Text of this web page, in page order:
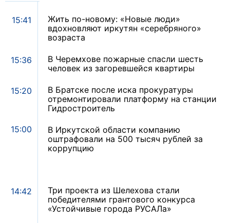
15:41
Жить по-новому: «Новые люди»
вдохновляют иркутян «серебряного»
возраста
15:36
В Черемхове пожарные спасли шесть
человек из загоревшейся квартиры
15:20
В Братске после иска прокуратуры
отремонтировали платформу на станции
Гидростроитель
15:00
В Иркутской области компанию
оштрафовали на 500 тысяч рублей за
коррупцию
14:42
Три проекта из Шелехова стали
победителями грантового конкурса
«Устойчивые города РУСАЛа»